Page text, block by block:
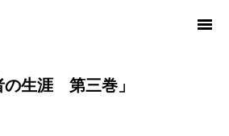
生涯 第三巻」